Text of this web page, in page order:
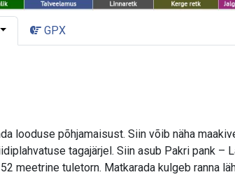
GPX
looduse põhjamaisust. Siin võib näha
tagajärjel. Siin asub Pakri pank –
meetrine tuletorn. Matkarada kulgeb ranna